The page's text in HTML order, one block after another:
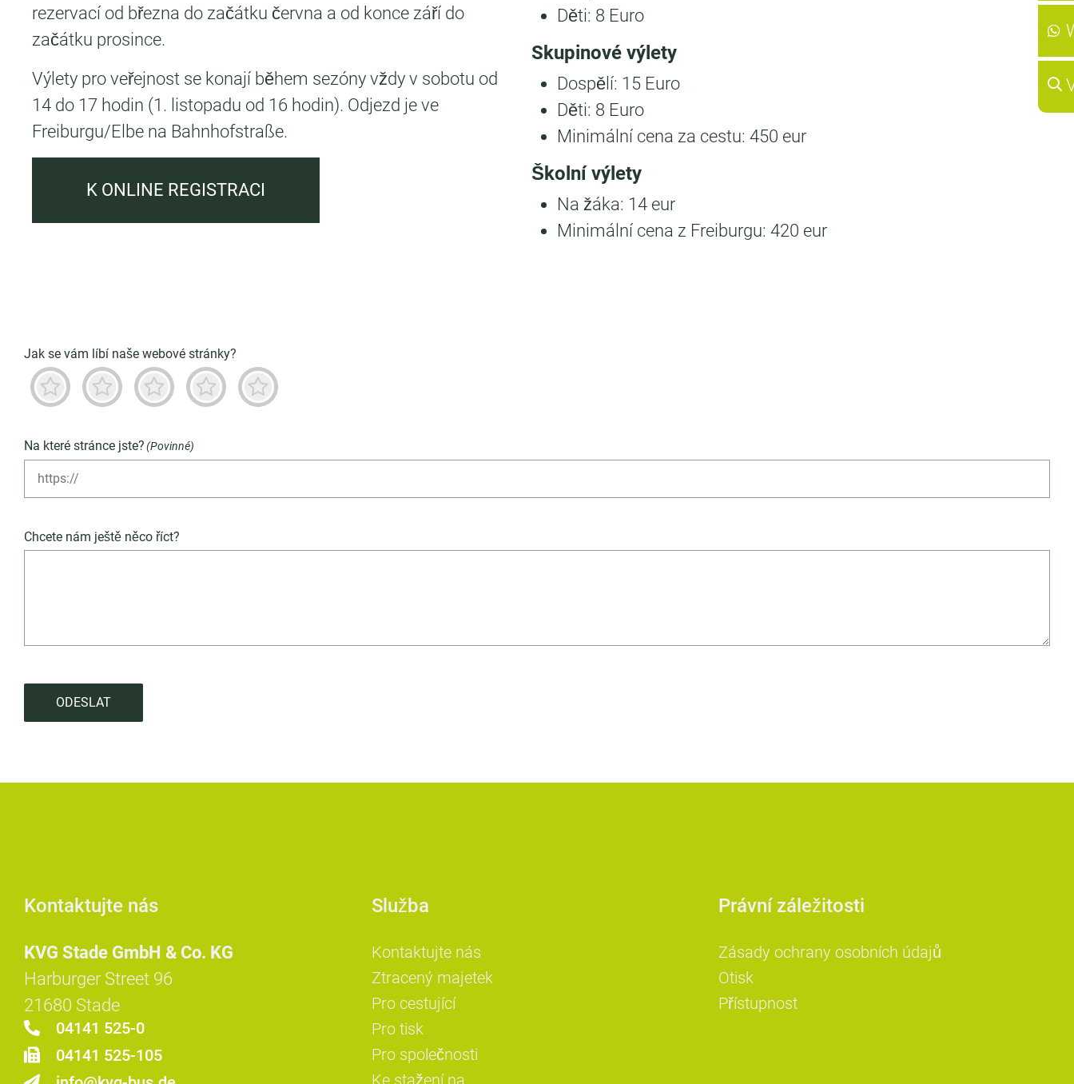
rezervací od března do začátku června a od konce září do
začátku prosince.
Výlety pro veřejnost se konají během sezóny vždy v sobotu od
14 do 17 hodin (1. listopadu od 16 hodin). Odjezd je ve
Freiburgu/Elbe na Bahnhofstraße.
K ONLINE REGISTRACI
Děti: 8 Euro
Skupinové výlety
Dospělí: 15 Euro
Děti: 8 Euro
Minimální cena za cestu: 450 eur
Školní výlety
Na žáka: 14 eur
Minimální cena z Freiburgu: 420 eur
Jak se vám líbí naše webové stránky?
Vynikající
Převážně dobré
Neutrální
Není dobré
Příšerné
Na které stránce jste?(Povinné)
Chcete nám ještě něco říct?
ODESLAT
Kontaktujte nás
KVG Stade GmbH & Co. KG
Harburger Street 96
21680 Stade
04141 525-0
04141 525-105
Služba
Kontaktujte nás
Ztracený majetek
Pro cestující
Pro tisk
Pro společnosti
Ke stažení na
Právní záležitosti
Zásady ochrany osobních údajů
Otisk
Přístupnost